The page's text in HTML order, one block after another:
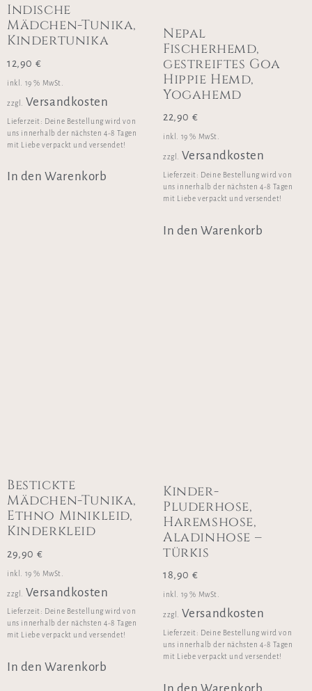
Indische
Mädchen-Tunika,
Kindertunika
12,90 €
inkl. 19 % MwSt.
zzgl. Versandkosten
Lieferzeit: Deine Bestellung wird von
uns innerhalb der nächsten 4-8 Tagen
mit Liebe verpackt und versendet!
In den Warenkorb
Nepal
Fischerhemd,
gestreiftes Goa
Hippie Hemd,
Yogahemd
22,90 €
inkl. 19 % MwSt.
zzgl. Versandkosten
Lieferzeit: Deine Bestellung wird von
uns innerhalb der nächsten 4-8 Tagen
mit Liebe verpackt und versendet!
In den Warenkorb
Bestickte
Mädchen-Tunika,
Ethno Minikleid,
Kinderkleid
29,90 €
inkl. 19 % MwSt.
zzgl. Versandkosten
Lieferzeit: Deine Bestellung wird von
uns innerhalb der nächsten 4-8 Tagen
mit Liebe verpackt und versendet!
In den Warenkorb
Kinder-
Pluderhose,
Haremshose,
Aladinhose –
türkis
18,90 €
inkl. 19 % MwSt.
zzgl. Versandkosten
Lieferzeit: Deine Bestellung wird von
uns innerhalb der nächsten 4-8 Tagen
mit Liebe verpackt und versendet!
In den Warenkorb